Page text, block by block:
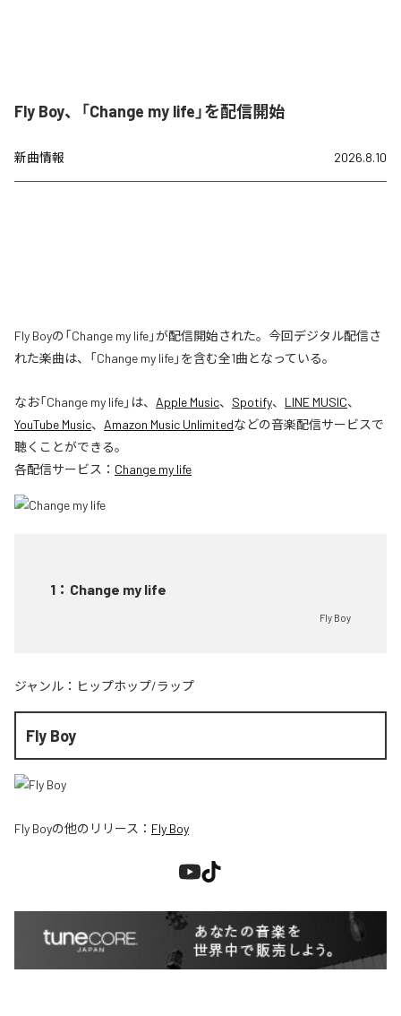
Fly Boy、「Change my life」を配信開始
新曲情報 2026.8.10
Fly Boyの「Change my life」が配信開始された。今回デジタル配信さ
れた楽曲は、「Change my life」を含む全1曲となっている。
なお「Change my life」は、 Apple Music、 Spotify、 LINE MUSIC、
YouTube Music、 Amazon Music Unlimitedなどの音楽配信サービスで
聴くことができる。
各配信サービス： Change my life
1 ： Change my life
Fly Boy
ジャンル： ヒップホップ/ラップ
Fly Boy
Fly Boyの他のリリース： Fly Boy